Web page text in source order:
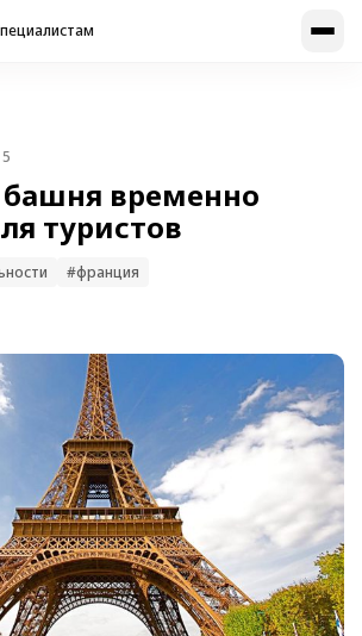
временно
туристов
#франция